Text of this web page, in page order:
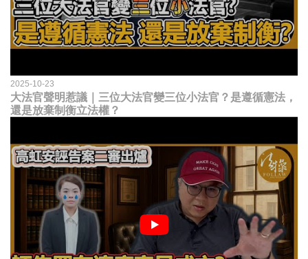
2025-10-23
大法官聲明惹議｜三位大法官變三位小法官？是遵循憲法，
還是放棄制衡立法權？